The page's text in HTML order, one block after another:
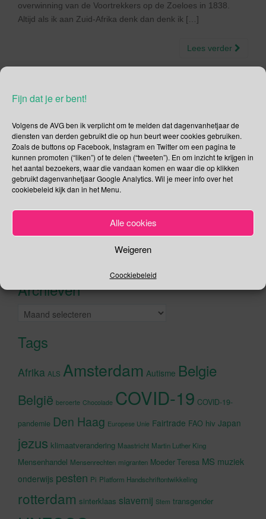
Fijn dat je er bent!
Volgens de AVG ben ik verplicht om te melden dat dagenvanhetjaar de
diensten van derden gebruikt die op hun beurt weer cookies gebruiken.
Zoals de buttons op Facebook, Instagram en Twitter om een pagina te
kunnen promoten (“liken”) of te delen (“tweeten”). En om inzicht te krijgen in
het aantal bezoekers, waar die vandaan komen en waar die op klikken
gebruikt dagenvanhetjaar Google Analytics. Wil je meer info over het
cookiebeleid kijk dan in het Menu.
Alle cookies
Weigeren
Coockiebeleid
overwinning van de Voortrekkers op de Zoeloes in 1838.
Altijd als ik aan Zuid-Afrika denk dan denk ik […]
Lees verder
Social Media
Je kunt me volgen op
Zoeken
accepteren en deze inhoud in te
schakelen
Archieven
Archieven
Tags
Afrika ALS Amsterdam Autisme Belgie
België beroerte Chocolade COVID-19 COVID-19-
pandemie Den Haag Europese Unie Fairtrade FAO hiv Japan
jezus klimaatverandering Maastricht Martin Luther King
Mensenhandel Mensenrechten migranten Moeder Teresa MS muziek
onderwijs pesten Pi Platform Handschriftontwikkeling
rotterdam sinterklaas slavernij Stem transgender